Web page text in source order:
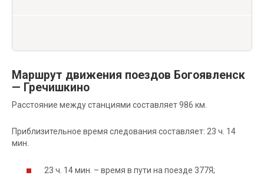
Маршрут движения поездов Богоявленск
— Гречишкино
Расстояние между станциями составляет 986 км.
Приблизительное время следования составляет: 23 ч. 14
мин.
23 ч. 14 мин. – время в пути на поезде 377Я;